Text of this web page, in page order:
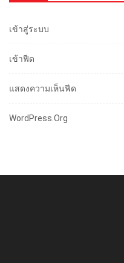
เข้าสู่ระบบ
เข้าฟีด
แสดงความเห็นฟีด
WordPress.org